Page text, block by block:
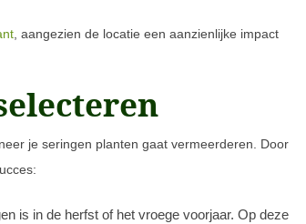
, aangezien de locatie een aanzienlijke impact
je seringen planten gaat vermeerderen. Door
is in de herfst of het vroege voorjaar. Op deze